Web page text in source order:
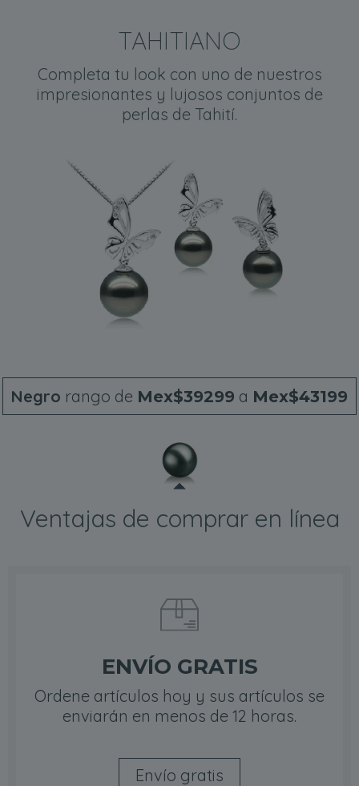
TAHITIANO
Completa tu look con uno de nuestros
impresionantes y lujosos conjuntos de
perlas de Tahití.
Negro rango de Mex$39299 a Mex$43199
Ventajas de comprar en línea
ENVÍO GRATIS
Ordene artículos hoy y sus artículos se
enviarán en menos de 12 horas.
Envío gratis